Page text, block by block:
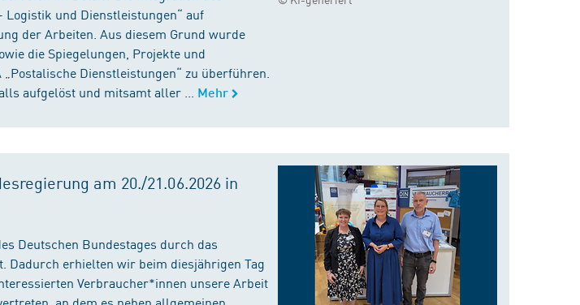
Logistik und Dienstleistungen“ auf
der Arbeiten. Aus diesem Grund wurde
die Spiegelungen, Projekte und
Dienstleistungen“ zu überführen.
aufgelöst und mitsamt aller ...
Mehr
am 20./21.06.2026 in
Deutschen Bundestages durch das
Dadurch erhielten wir beim diesjährigen Tag
Verbraucher*innen unsere Arbeit